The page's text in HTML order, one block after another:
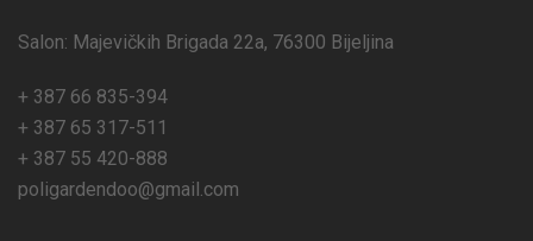
Salon: Majevičkih Brigada 22a, 76300 Bijeljina
+ 387 66 835-394
+ 387 65 317-511
+ 387 55 420-888
poligardendoo@gmail.com